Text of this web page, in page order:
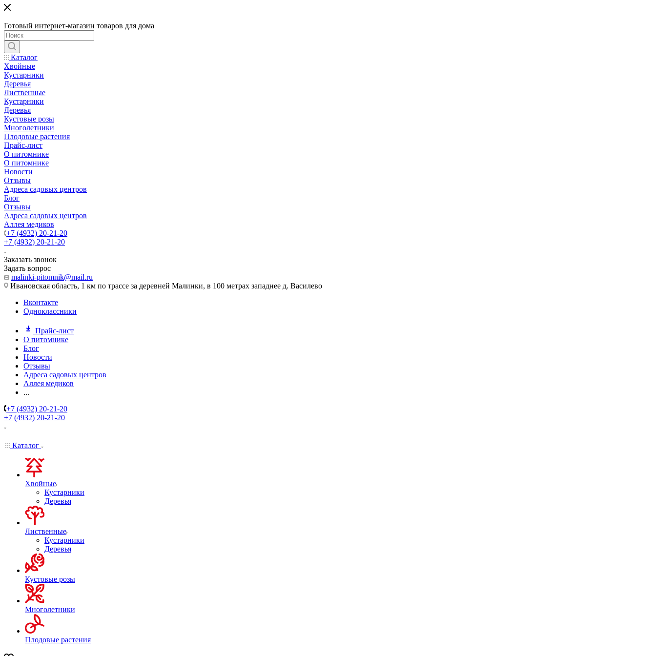
Готовый интернет-магазин товаров для дома
Каталог
Хвойные
Кустарники
Деревья
Лиственные
Кустарники
Деревья
Кустовые розы
Многолетники
Плодовые растения
Прайс-лист
О питомнике
О питомнике
Новости
Отзывы
Адреса садовых центров
Блог
Отзывы
Адреса садовых центров
Аллея медиков
+7 (4932) 20-21-20
+7 (4932) 20-21-20
Заказать звонок
Задать вопрос
malinki-pitomnik@mail.ru
Ивановская область, 1 км по трассе за деревней Малинки, в 100 метрах западнее д. Василево
Вконтакте
Одноклассники
Прайс-лист
О питомнике
Блог
Новости
Отзывы
Адреса садовых центров
Аллея медиков
...
+7 (4932) 20-21-20
+7 (4932) 20-21-20
Каталог
Хвойные
Кустарники
Деревья
Лиственные
Кустарники
Деревья
Кустовые розы
Многолетники
Плодовые растения